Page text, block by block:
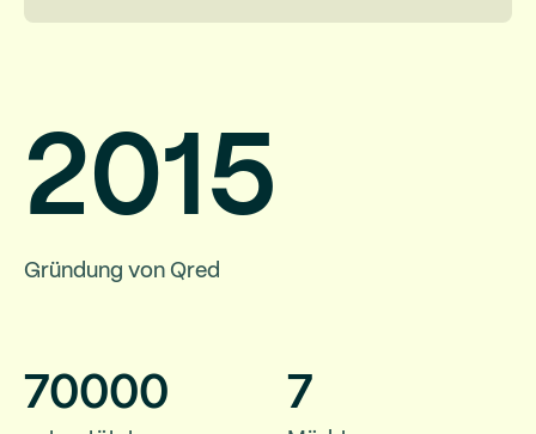
2015
Gründung von Qred
70000 7